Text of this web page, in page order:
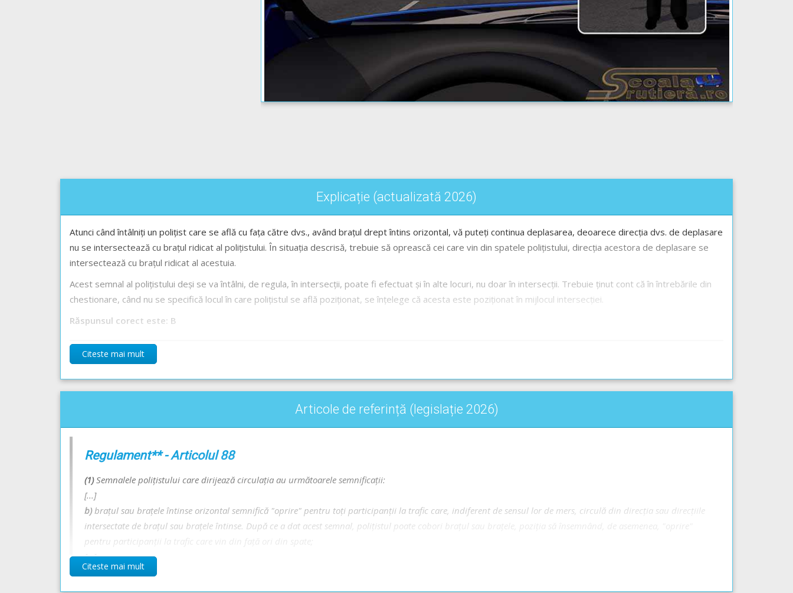
Explicație (actualizată 2026)
Atunci când întâlniți un polițist care se află cu fața către dvs., având brațul drept întins orizontal, vă puteți continua deplasarea, deoarece direcția dvs. de deplasare
nu se intersectează cu brațul ridicat al polițistului. În situația descrisă, trebuie să oprească cei care vin din spatele polițistului, direcția acestora de deplasare se
intersectează cu brațul ridicat al acestuia.
Acest semnal al polițistului deși se va întâlni, de regula, în intersecții, poate fi efectuat și în alte locuri, nu doar în intersecții. Trebuie ținut cont că în întrebările din
chestionare, când nu se specifică locul în care polițistul se află poziționat, se înțelege că acesta este poziționat în mijlocul intersecției.
Răspunsul corect este: B
Recomandări:
Semnalele polițiștilor rutieri explicate - Lecție Audio-Video -->Codul Rutier - Semnalele polițistului rutier
Citeste mai mult
Articole de referință (legislație 2026)
Regulament** - Articolul 88
(1)Semnalele poliţistului care dirijează circulaţia au următoarele semnificaţii:
[...]
b)braţul sau braţele întinse orizontal semnifică "oprire" pentru toţi participanţii la trafic care, indiferent de sensul lor de mers, circulă din direcţia sau direcţiile
intersectate de braţul sau braţele întinse. După ce a dat acest semnal, poliţistul poate cobori braţul sau braţele, poziţia să însemnând, de asemenea, "oprire"
pentru participanţii la trafic care vin din faţă ori din spate;
[...]
Citeste mai mult